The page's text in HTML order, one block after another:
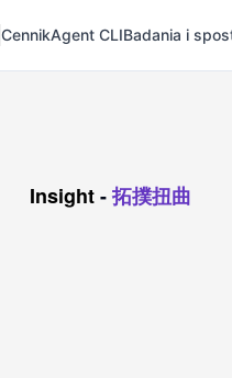
CennikAgent CLIBadania i
Insight-拓撲扭曲